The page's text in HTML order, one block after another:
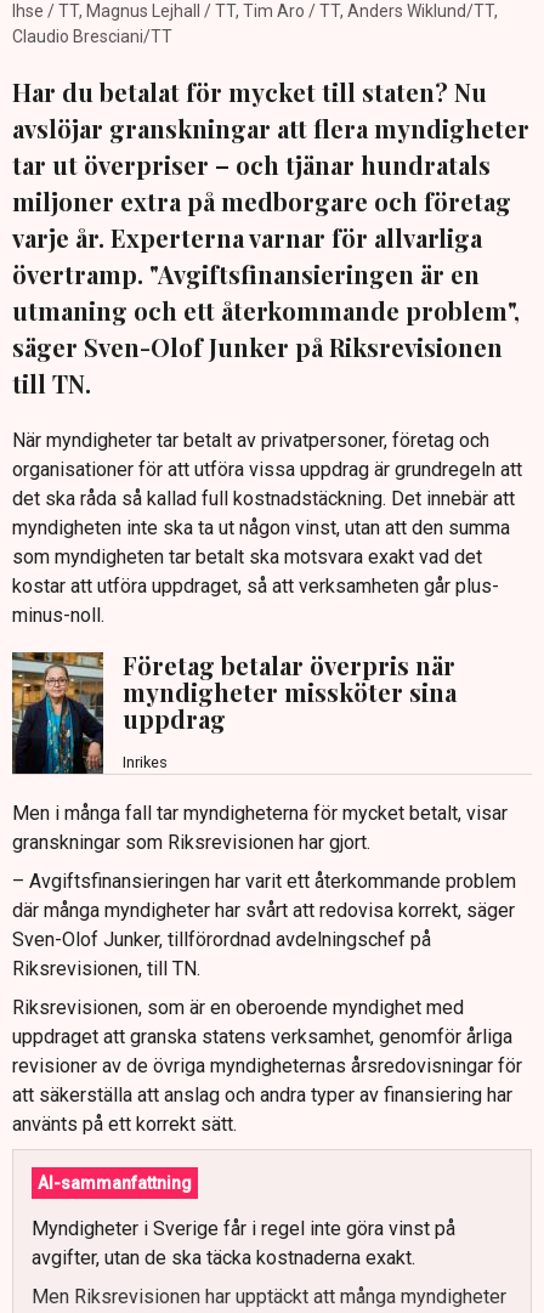
Ihse / TT, Magnus Lejhall / TT, Tim Aro / TT, Anders Wiklund/TT,
Claudio Bresciani/TT
Har du betalat för mycket till staten? Nu
avslöjar granskningar att flera myndigheter
tar ut överpriser – och tjänar hundratals
miljoner extra på medborgare och företag
varje år. Experterna varnar för allvarliga
övertramp. "Avgiftsfinansieringen är en
utmaning och ett återkommande problem",
säger Sven-Olof Junker på Riksrevisionen
till TN.
När myndigheter tar betalt av privatpersoner, företag och
organisationer för att utföra vissa uppdrag är grundregeln att
det ska råda så kallad full kostnadstäckning. Det innebär att
myndigheten inte ska ta ut någon vinst, utan att den summa
som myndigheten tar betalt ska motsvara exakt vad det
kostar att utföra uppdraget, så att verksamheten går plus-
minus-noll.
Företag betalar överpris när
myndigheter missköter sina
uppdrag
Inrikes
Men i många fall tar myndigheterna för mycket betalt, visar
granskningar som Riksrevisionen har gjort.
– Avgiftsfinansieringen har varit ett återkommande problem
där många myndigheter har svårt att redovisa korrekt, säger
Sven-Olof Junker, tillförordnad avdelningschef på
Riksrevisionen, till TN.
Riksrevisionen, som är en oberoende myndighet med
uppdraget att granska statens verksamhet, genomför årliga
revisioner av de övriga myndigheternas årsredovisningar för
att säkerställa att anslag och andra typer av finansiering har
använts på ett korrekt sätt.
AI-sammanfattning
Myndigheter i Sverige får i regel inte göra vinst på
avgifter, utan de ska täcka kostnaderna exakt.
Men Riksrevisionen har upptäckt att många myndigheter